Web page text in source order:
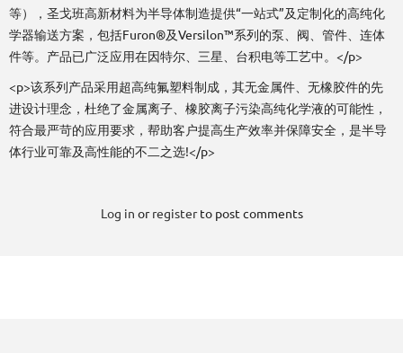
等），圣戈班高新材料为半导体制造提供“一站式”及定制化的高纯化
学器输送方案，包括Furon®及Versilon™系列的泵、阀、管件、连体
件等。产品已广泛应用在因特尔、三星、台积电等工艺中。</p>
<p>该系列产品采用超高纯氟塑料制成，其无金属件、无橡胶件的先
进设计理念，杜绝了金属离子、橡胶离子污染高纯化学液的可能性，
符合最严苛的应用要求，帮助客户提高生产效率并保障安全，是半导
体行业可靠及高性能的不二之选!</p>
Log in orregisterto post comments